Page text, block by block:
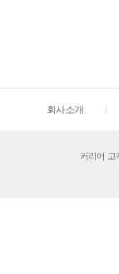
회사소개
커리어 고